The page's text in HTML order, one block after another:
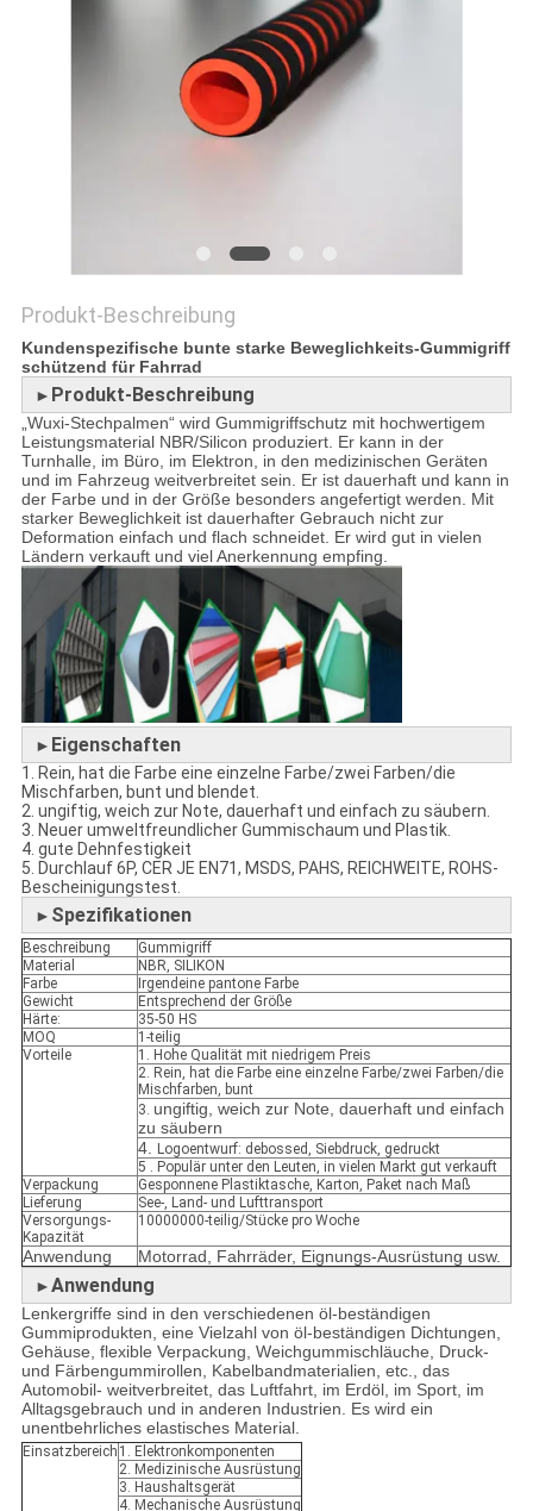
Produkt-Beschreibung
Kundenspezifische bunte starke Beweglichkeits-Gummigriff
schützend für Fahrrad
► Produkt-Beschreibung
„Wuxi-Stechpalmen“ wird Gummigriffschutz mit hochwertigem
Leistungsmaterial NBR/Silicon produziert. Er kann in der
Turnhalle, im Büro, im Elektron, in den medizinischen Geräten
und im Fahrzeug weitverbreitet sein. Er ist dauerhaft und kann in
der Farbe und in der Größe besonders angefertigt werden. Mit
starker Beweglichkeit ist dauerhafter Gebrauch nicht zur
Deformation einfach und flach schneidet. Er wird gut in vielen
Ländern verkauft und viel Anerkennung empfing.
► Eigenschaften
1. Rein, hat die Farbe eine einzelne Farbe/zwei Farben/die
Mischfarben, bunt und blendet.
2. ungiftig, weich zur Note, dauerhaft und einfach zu säubern.
3. Neuer umweltfreundlicher Gummischaum und Plastik.
4. gute Dehnfestigkeit
5. Durchlauf 6P, CER JE EN71, MSDS, PAHS, REICHWEITE, ROHS-
Bescheinigungstest.
► Spezifikationen
Beschreibung
Gummigriff
Material
NBR, SILIKON
Farbe
Irgendeine pantone Farbe
Gewicht
Entsprechend der Größe
Härte:
35-50 HS
MOQ
1-teilig
Vorteile
1. Hohe Qualität mit niedrigem Preis
2. Rein, hat die Farbe eine einzelne Farbe/zwei Farben/die
Mischfarben, bunt
3. ungiftig, weich zur Note, dauerhaft und einfach
zu säubern
4.
Logoentwurf: debossed, Siebdruck, gedruckt
5 . Populär unter den Leuten, in vielen Markt gut verkauft
Verpackung
Gesponnene Plastiktasche, Karton, Paket nach Maß
Lieferung
See-, Land- und Lufttransport
Versorgungs-
Kapazität
10000000-teilig/Stücke pro Woche
Anwendung
Motorrad, Fahrräder, Eignungs-Ausrüstung usw.
►Anwendung
Lenkergriffe sind in den verschiedenen öl-beständigen
Gummiprodukten, eine Vielzahl von öl-beständigen Dichtungen,
Gehäuse, flexible Verpackung, Weichgummischläuche, Druck-
und Färbengummirollen, Kabelbandmaterialien, etc., das
Automobil- weitverbreitet, das Luftfahrt, im Erdöl, im Sport, im
Alltagsgebrauch und in anderen Industrien. Es wird ein
unentbehrliches elastisches Material.
Einsatzbereich 1. Elektronkomponenten
2. Medizinische Ausrüstung
3. Haushaltsgerät
4. Mechanische Ausrüstung